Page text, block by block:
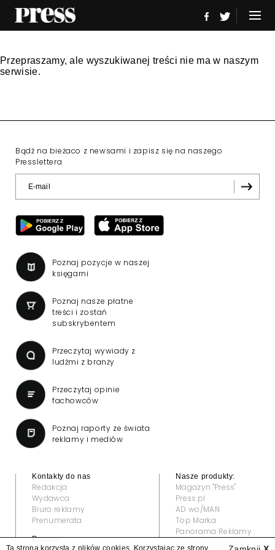
Przepraszamy, ale wyszukiwanej treści nie ma w naszym
serwisie.
Bądź na bieżaco z newsami i zapisz się na naszego
Presslettera
Poznaj pozycje w naszej
księgarni
Poznaj nasze płatne
treści i zostań
subskrybentem
Przeczytaj wywiady z
ludźmi z branży
Przeczytaj opinie
fachowców
Poznaj raporty ze świata
reklamy i mediów
Kontakty do nas
Redakcja
Wydawca
Biuro reklamy
Prenumerata
Prawne:
Nasze produkty:
Magazyn "Press"
Press.pl
AD wo/MAN
Top Marka
Panorama Reklamy
Ta strona korzysta z plików cookies. Korzystając ze strony